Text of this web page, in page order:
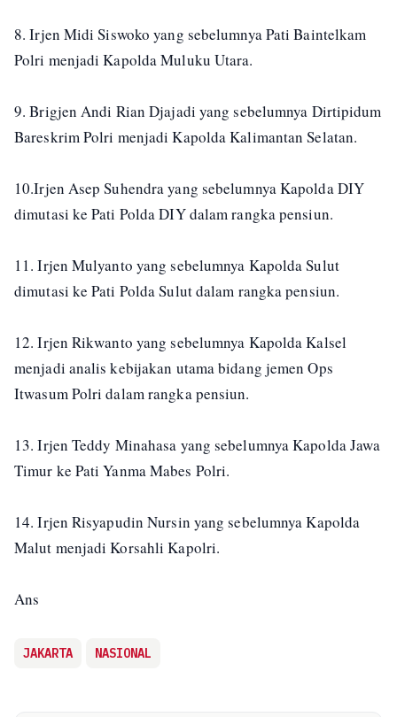
8. Irjen Midi Siswoko yang sebelumnya Pati Baintelkam
Polri menjadi Kapolda Muluku Utara.
9. Brigjen Andi Rian Djajadi yang sebelumnya Dirtipidum
Bareskrim Polri menjadi Kapolda Kalimantan Selatan.
10.Irjen Asep Suhendra yang sebelumnya Kapolda DIY
dimutasi ke Pati Polda DIY dalam rangka pensiun.
11. Irjen Mulyanto yang sebelumnya Kapolda Sulut
dimutasi ke Pati Polda Sulut dalam rangka pensiun.
12. Irjen Rikwanto yang sebelumnya Kapolda Kalsel
menjadi analis kebijakan utama bidang jemen Ops
Itwasum Polri dalam rangka pensiun.
13. Irjen Teddy Minahasa yang sebelumnya Kapolda Jawa
Timur ke Pati Yanma Mabes Polri.
14. Irjen Risyapudin Nursin yang sebelumnya Kapolda
Malut menjadi Korsahli Kapolri.
Ans
JAKARTA NASIONAL